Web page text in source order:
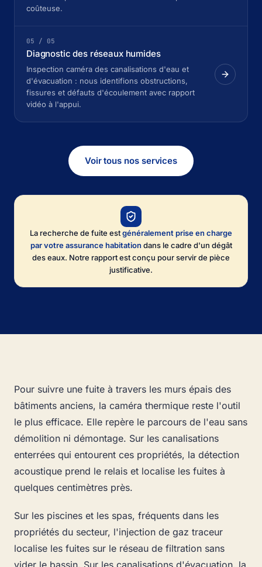
coûteuse.
05 / 05
Diagnostic des réseaux humides
Inspection caméra des canalisations d'eau et
d'évacuation : nous identifions obstructions,
fissures et défauts d'écoulement avec rapport
vidéo à l'appui.
Voir tous nos services
La recherche de fuite estgénéralement prise en charge
par votre assurance habitation dans le cadre d'un dégât
des eaux. Notre rapport est conçu pour servir de pièce
justificative.
Pour suivre une fuite à travers les murs épais des
bâtiments anciens, la caméra thermique reste l'outil
le plus efficace. Elle repère le parcours de l'eau sans
démolition ni démontage. Sur les canalisations
enterrées qui entourent ces propriétés, la détection
acoustique prend le relais et localise les fuites à
quelques centimètres près.
Sur les piscines et les spas, fréquents dans les
propriétés du secteur, l'injection de gaz traceur
localise les fuites sur le réseau de filtration sans
vider le bassin. Sur les canalisations d'évacuation, la